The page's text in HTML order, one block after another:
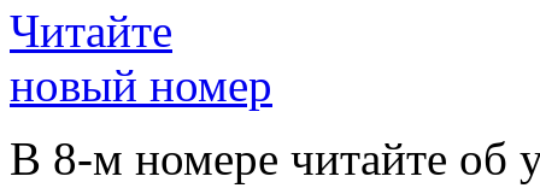
Читайте
новый номер
В 8-м номере читайте об